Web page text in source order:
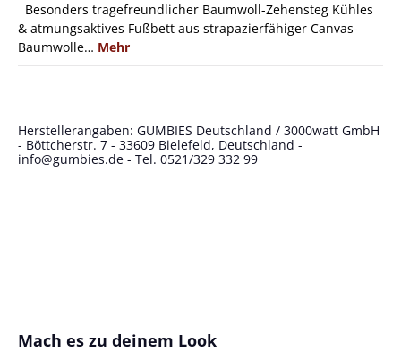
Besonders tragefreundlicher Baumwoll-Zehensteg Kühles
& atmungsaktives Fußbett aus strapazierfähiger Canvas-
Baumwolle… Mehr
Herstellerangaben: GUMBIES Deutschland / 3000watt GmbH
- Böttcherstr. 7 - 33609 Bielefeld, Deutschland -
info@gumbies.de - Tel. 0521/329 332 99
Produktgalerie überspringen
Mach es zu deinem Look